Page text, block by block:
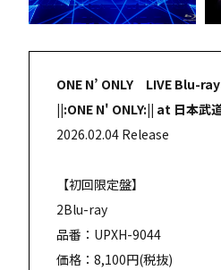
ONE N’ ONLY LIVE Blu-
||:ONE N' ONLY:|| at 日本武道
2026.02.04 Release
【初回限定盤】
2Blu-ray
品番：UPXH-9044
価格：8,100円(税抜)